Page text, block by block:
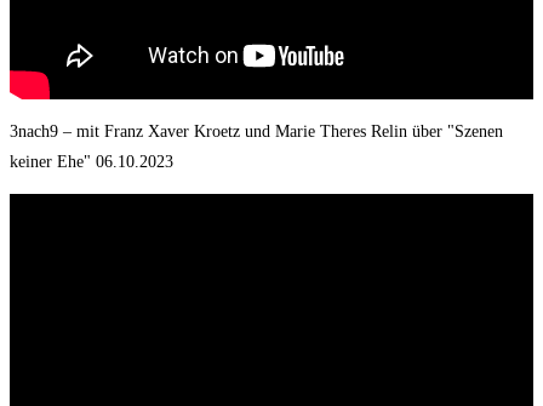
3nach9 – mit Franz Xaver Kroetz und Marie Theres Relin über "Szenen
keiner Ehe" 06.10.2023